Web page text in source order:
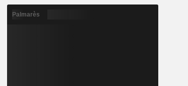
Palmarès